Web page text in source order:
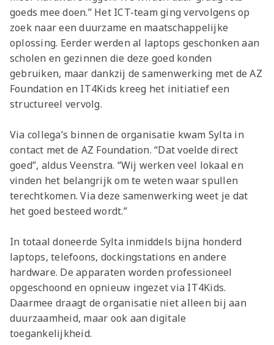
goeds mee doen.” Het ICT-team ging vervolgens op
zoek naar een duurzame en maatschappelijke
oplossing. Eerder werden al laptops geschonken aan
scholen en gezinnen die deze goed konden
gebruiken, maar dankzij de samenwerking met de AZ
Foundation en IT4Kids kreeg het initiatief een
structureel vervolg.
Via collega’s binnen de organisatie kwam Sylta in
contact met de AZ Foundation. “Dat voelde direct
goed”, aldus Veenstra. “Wij werken veel lokaal en
vinden het belangrijk om te weten waar spullen
terechtkomen. Via deze samenwerking weet je dat
het goed besteed wordt.”
In totaal doneerde Sylta inmiddels bijna honderd
laptops, telefoons, dockingstations en andere
hardware. De apparaten worden professioneel
opgeschoond en opnieuw ingezet via IT4Kids.
Daarmee draagt de organisatie niet alleen bij aan
duurzaamheid, maar ook aan digitale
toegankelijkheid.